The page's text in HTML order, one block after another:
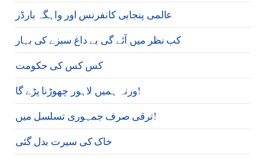
عالمی پنجابی کانفرنس اور واہگہ بارڈر
کب نظر میں آئے گی بے داغ سبزے کی بہار
کس کس کی حکومت
ورنہ ہمیں لاہور چھوڑنا پڑے گا!
ترقی صرف جمہوری تسلسل میں!
خاک کی سیرت بدل گئی